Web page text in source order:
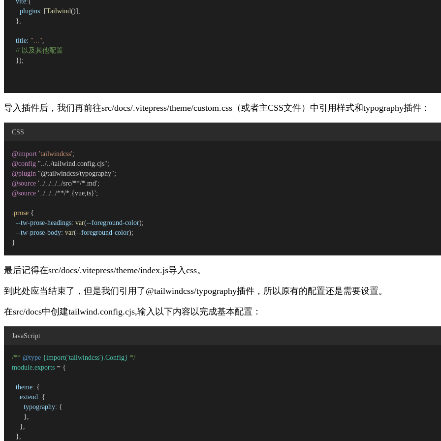
plugins: [Tailwind()],
  },
title: "..."
// 以及其他配置
  });
导入插件后，我们再前往src/docs/.vitepress/theme/custom.css （或者主CSS文件）中引用样式和typography插件：
CSS
@import 'tailwindcss';
@config "../../tailwind.config.cjs";
@plugin "@tailwindcss/typography";
@source '../../../../src/**/*.md';
@source '../../../**/*.{vue,ts}';
.prose {
--tw-prose-headings: var(--foreground-color);
--tw-prose-body: var(--foreground-color);
}
最后记得在src/docs/.vitepress/theme/index.js导入css。
到此处应当结束了，但是我们引用了@tailwindcss/typography插件，所以原有的配置还是需要设置。
在src/docs中创建tailwind.config.cjs,输入以下内容以完成基本配置：
JavaScript
/** @type {import('tailwindcss').Config} */
module exports = {
theme: {
extend: {
typography: {
      },
    },
  },